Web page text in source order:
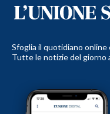
Sfoglia il quotidiano
Tutte le notizie del giorno